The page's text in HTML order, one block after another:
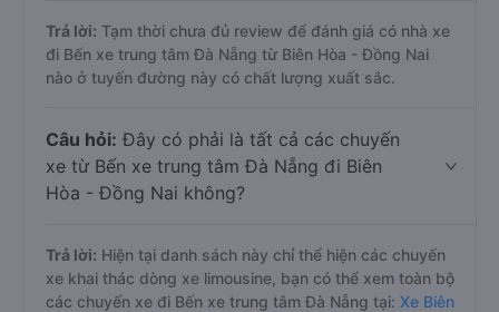
Trả lời: Tạm thời chưa đủ review để đánh giá có nhà xe
đi Bến xe trung tâm Đà Nẵng từ Biên Hòa - Đồng Nai
nào ở tuyến đường này có chất lượng xuất sắc.
Câu hỏi: Đây có phải là tất cả các chuyến
xe từ Bến xe trung tâm Đà Nẵng đi Biên
Hòa - Đồng Nai không?
Trả lời: Hiện tại danh sách này chỉ thể hiện các chuyến
xe khai thác dòng xe limousine, bạn có thể xem toàn bộ
các chuyến xe đi Bến xe trung tâm Đà Nẵng tại: Xe Biên